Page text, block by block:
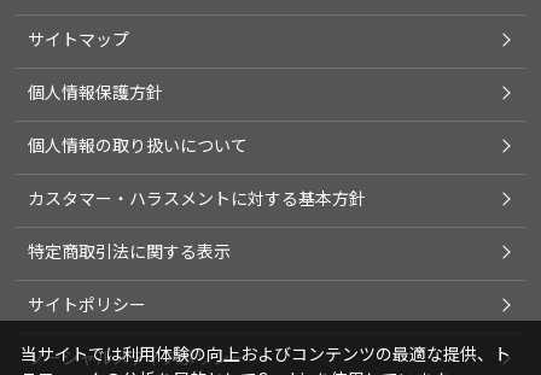
サイトマップ
個人情報保護方針
個人情報の取り扱いについて
カスタマー・ハラスメントに対する基本方針
特定商取引法に関する表示
サイトポリシー
ソーシャルメディアポリシー
当サイトでは利用体験の向上およびコンテンツの最適な提供、ト